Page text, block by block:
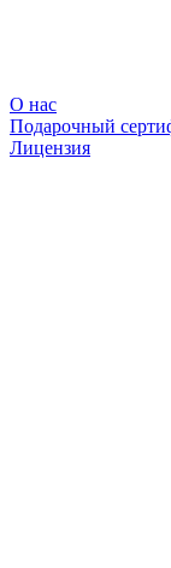
О нас
Подарочный
Лицензия